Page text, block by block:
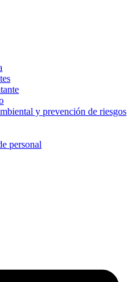
y prevención de riesgos
personal